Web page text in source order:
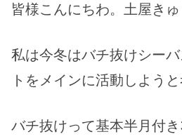
皆様こんにちわ。土屋きゅ
私は今冬はバチ抜けシー
トをメインに活動しようと
バチ抜けって基本半月付